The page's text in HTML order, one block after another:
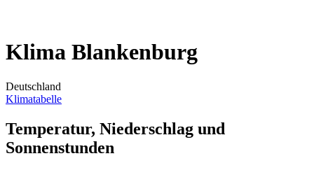
Klima Blankenburg
Deutschland
Klimatabelle
Temperatur, Niederschlag und
Sonnenstunden